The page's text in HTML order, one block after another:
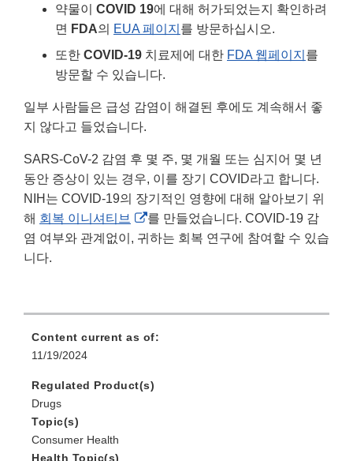
약물이 COVID 19에 대해 허가되었는지 확인하려
면 FDA의 EUA 페이지 를 방문하십시오.
또한 COVID-19 치료제에 대한 FDA 웹페이지 를
방문할 수 있습니다.
일부 사람들은 급성 감염이 해결된 후에도 계속해서 좋
지 않다고 들었습니다.
SARS-CoV-2 감염 후 몇 주, 몇 개월 또는 심지어 몇 년
동안 증상이 있는 경우, 이를 장기 COVID라고 합니다.
NIH는 COVID-19의 장기적인 영향에 대해 알아보기 위
해 회복 이니셔티브
External
Link
를 만들었습니다. COVID-19 감
염 여부와 관계없이, 귀하는 회복 연구에 참여할 수 있습
니다.
Content current as of:
11/19/2024
Regulated Product(s)
Drugs
Topic(s)
Consumer Health
Health Topic(s)